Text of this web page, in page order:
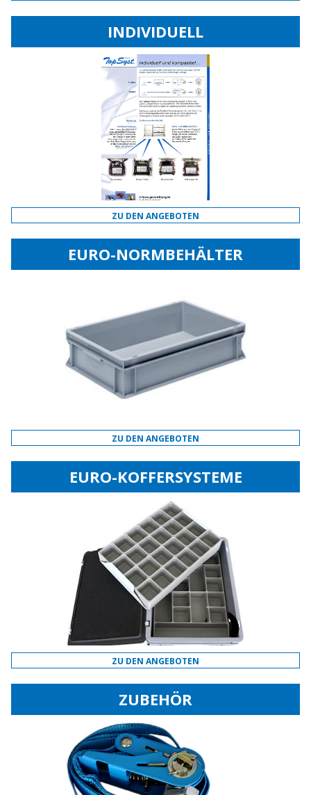
INDIVIDUELL
ZU DEN ANGEBOTEN
EURO-NORMBEHÄLTER
ZU DEN ANGEBOTEN
EURO-KOFFERSYSTEME
ZU DEN ANGEBOTEN
ZUBEHÖR